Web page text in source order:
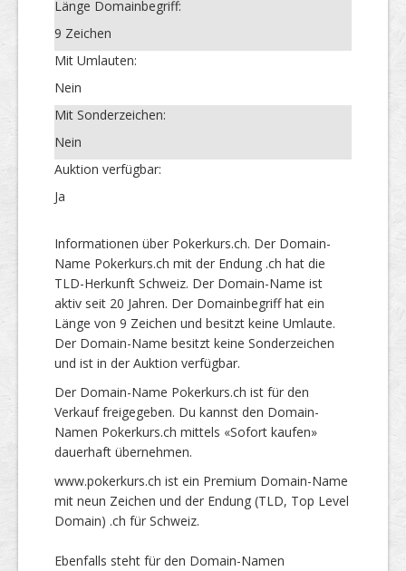
Länge Domainbegriff:
9 Zeichen
Mit Umlauten:
Nein
Mit Sonderzeichen:
Nein
Auktion verfügbar:
Ja
Informationen über Pokerkurs.ch. Der Domain-
Name Pokerkurs.ch mit der Endung .ch hat die
TLD-Herkunft Schweiz. Der Domain-Name ist
aktiv seit 20 Jahren. Der Domainbegriff hat ein
Länge von 9 Zeichen und besitzt keine Umlaute.
Der Domain-Name besitzt keine Sonderzeichen
und ist in der Auktion verfügbar.
Der Domain-Name Pokerkurs.ch ist für den
Verkauf freigegeben. Du kannst den Domain-
Namen Pokerkurs.ch mittels «Sofort kaufen»
dauerhaft übernehmen.
www.pokerkurs.ch ist ein Premium Domain-Name
mit neun Zeichen und der Endung (TLD, Top Level
Domain) .ch für Schweiz.
Ebenfalls steht für den Domain-Namen